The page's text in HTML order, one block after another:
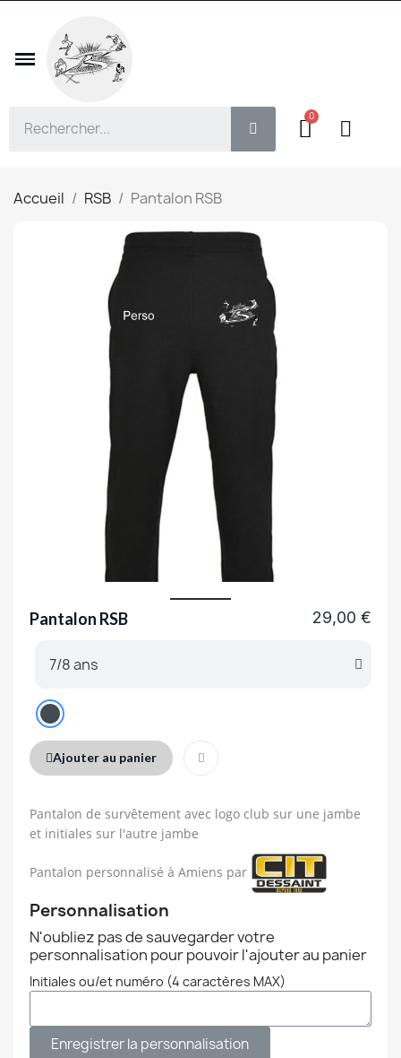
Accueil RSB Pantalon RSB
Pantalon RSB 29,00 €
Pantalon de survêtement avec logo club sur une jambe
et initiales sur l'autre jambe
Pantalon personnalisé à Amiens par
Personnalisation
N'oubliez pas de sauvegarder votre
personnalisation pour pouvoir l'ajouter au panier
Initiales ou/et numéro (4 caractères MAX)
Enregistrer la personnalisation
Ajouter au panier